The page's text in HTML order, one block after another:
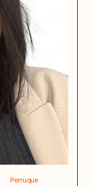
Perruque